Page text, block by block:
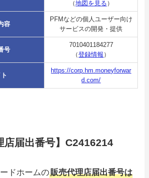
（地図を見る ）
容
PFMなどの個人ユーザー向け
サービスの開発・提供
号
7010401184277
（登録情報 ）
https://corp.hm.moneyforwar
d.com/
店届出番号】C2416214
ドホームの販売代理店届出番号は